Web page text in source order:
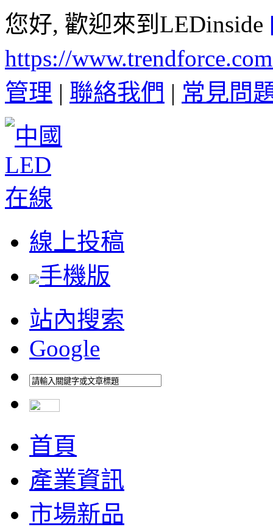
您好, 歡迎來到LEDinside
https://
管理 | 聯絡我們 | 常見問
線上投稿
手機版
站內搜索
Google
首頁
產業資訊
市場新品